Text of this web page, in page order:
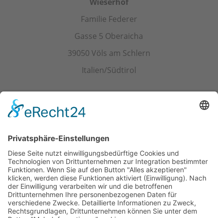
Familie Federer
Gasse 5 Oberaicha
39050 Völs am Schlern
Italien/Südtirol
Tel.+ Fax:
Mobil+39 340 374 3624
E-Mailinfo@wieserhof.it
MwSt.-Nr. 01420690214